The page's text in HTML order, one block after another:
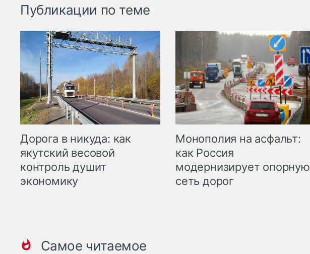
Публикации по теме
Дорога в никуда: как
якутский весовой
контроль душит
экономику
Монополия на асфальт:
как Россия
модернизирует опорную
сеть дорог
Самое читаемое